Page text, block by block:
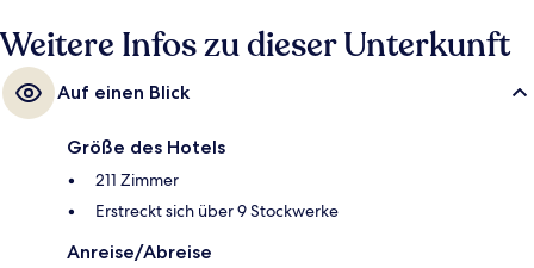
Weitere Infos zu dieser Unterkunft
Auf einen Blick
Größe des Hotels
211 Zimmer
Erstreckt sich über 9 Stockwerke
Anreise/Abreise